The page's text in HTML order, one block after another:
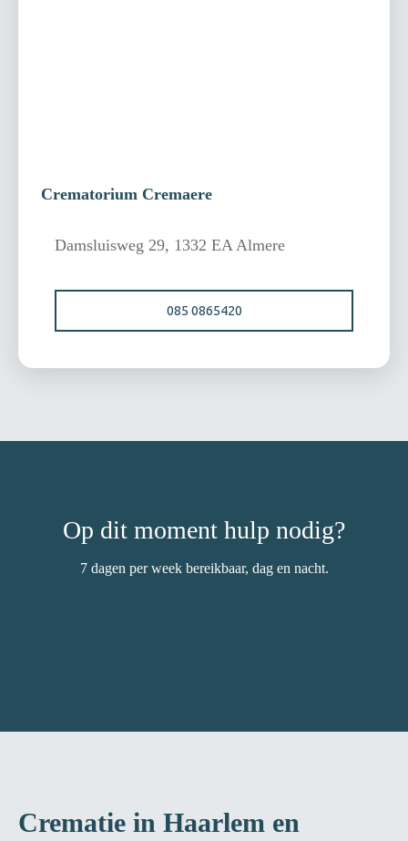
Crematorium Cremaere
Damsluisweg 29, 1332 EA Almere
085 0865420
Op dit moment hulp nodig?
7 dagen per week bereikbaar, dag en nacht.
Crematie in Haarlem en